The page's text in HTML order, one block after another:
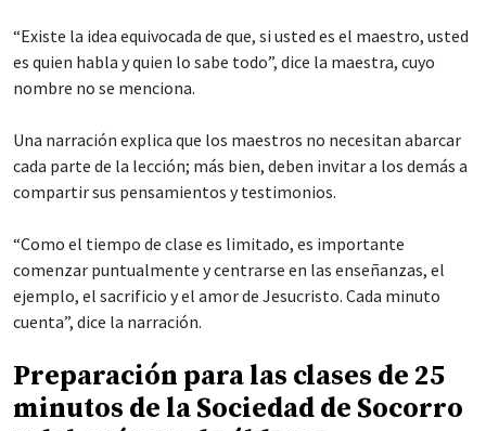
“Existe la idea equivocada de que, si usted es el maestro, usted
es quien habla y quien lo sabe todo”, dice la maestra, cuyo
nombre no se menciona.
Una narración explica que los maestros no necesitan abarcar
cada parte de la lección; más bien, deben invitar a los demás a
compartir sus pensamientos y testimonios.
“Como el tiempo de clase es limitado, es importante
comenzar puntualmente y centrarse en las enseñanzas, el
ejemplo, el sacrificio y el amor de Jesucristo. Cada minuto
cuenta”, dice la narración.
Preparación para las clases de 25
minutos de la Sociedad de Socorro